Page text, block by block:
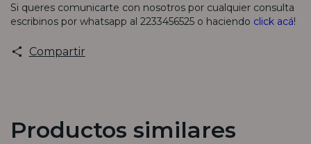
Si queres comunicarte con nosotros por cualquier consulta
escribinos por whatsapp al 2233456525 o haciendo click acá!
Compartir
Productos similares